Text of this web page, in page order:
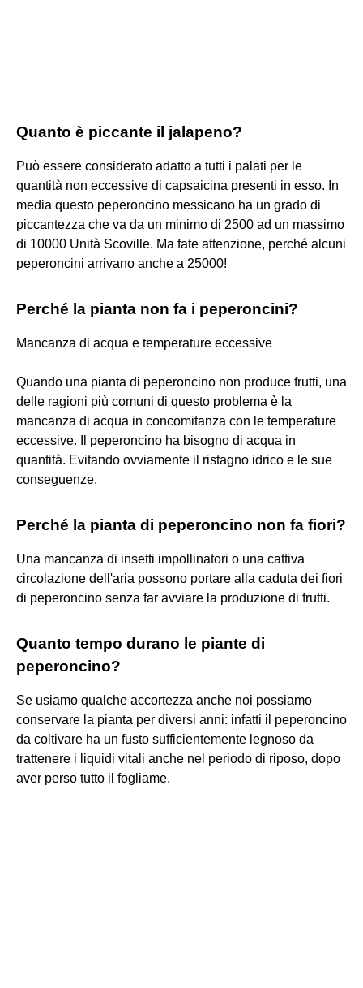
Quanto è piccante il jalapeno?
Può essere considerato adatto a tutti i palati per le
quantità non eccessive di capsaicina presenti in esso. In
media questo peperoncino messicano ha un grado di
piccantezza che va da un minimo di 2500 ad un massimo
di 10000 Unità Scoville. Ma fate attenzione, perché alcuni
peperoncini arrivano anche a 25000!
Perché la pianta non fa i peperoncini?
Mancanza di acqua e temperature eccessive
Quando una pianta di peperoncino non produce frutti, una
delle ragioni più comuni di questo problema è la
mancanza di acqua in concomitanza con le temperature
eccessive. Il peperoncino ha bisogno di acqua in
quantità. Evitando ovviamente il ristagno idrico e le sue
conseguenze.
Perché la pianta di peperoncino non fa fiori?
Una mancanza di insetti impollinatori o una cattiva
circolazione dell'aria possono portare alla caduta dei fiori
di peperoncino senza far avviare la produzione di frutti.
Quanto tempo durano le piante di
peperoncino?
Se usiamo qualche accortezza anche noi possiamo
conservare la pianta per diversi anni: infatti il peperoncino
da coltivare ha un fusto sufficientemente legnoso da
trattenere i liquidi vitali anche nel periodo di riposo, dopo
aver perso tutto il fogliame.